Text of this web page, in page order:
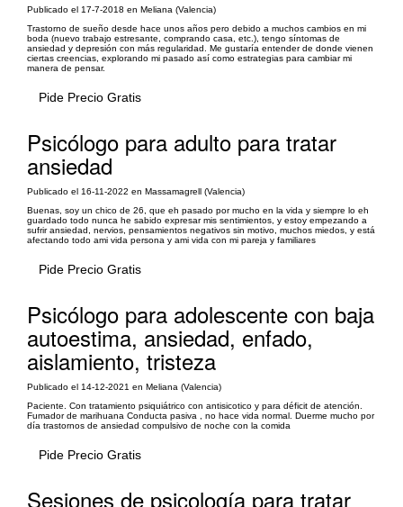
Publicado el 17-7-2018 en Meliana (Valencia)
Trastorno de sueño desde hace unos años pero debido a muchos cambios en mi
boda (nuevo trabajo estresante, comprando casa, etc.), tengo síntomas de
ansiedad y depresión con más regularidad. Me gustaría entender de donde vienen
ciertas creencias, explorando mi pasado así como estrategias para cambiar mi
manera de pensar.
Pide Precio Gratis
Psicólogo para adulto para tratar
ansiedad
Publicado el 16-11-2022 en Massamagrell (Valencia)
Buenas, soy un chico de 26, que eh pasado por mucho en la vida y siempre lo eh
guardado todo nunca he sabido expresar mis sentimientos, y estoy empezando a
sufrir ansiedad, nervios, pensamientos negativos sin motivo, muchos miedos, y está
afectando todo ami vida persona y ami vida con mi pareja y familiares
Pide Precio Gratis
Psicólogo para adolescente con baja
autoestima, ansiedad, enfado,
aislamiento, tristeza
Publicado el 14-12-2021 en Meliana (Valencia)
Paciente. Con tratamiento psiquiátrico con antisicotico y para déficit de atención.
Fumador de marihuana Conducta pasiva , no hace vida normal. Duerme mucho por
día trastornos de ansiedad compulsivo de noche con la comida
Pide Precio Gratis
Sesiones de psicología para tratar